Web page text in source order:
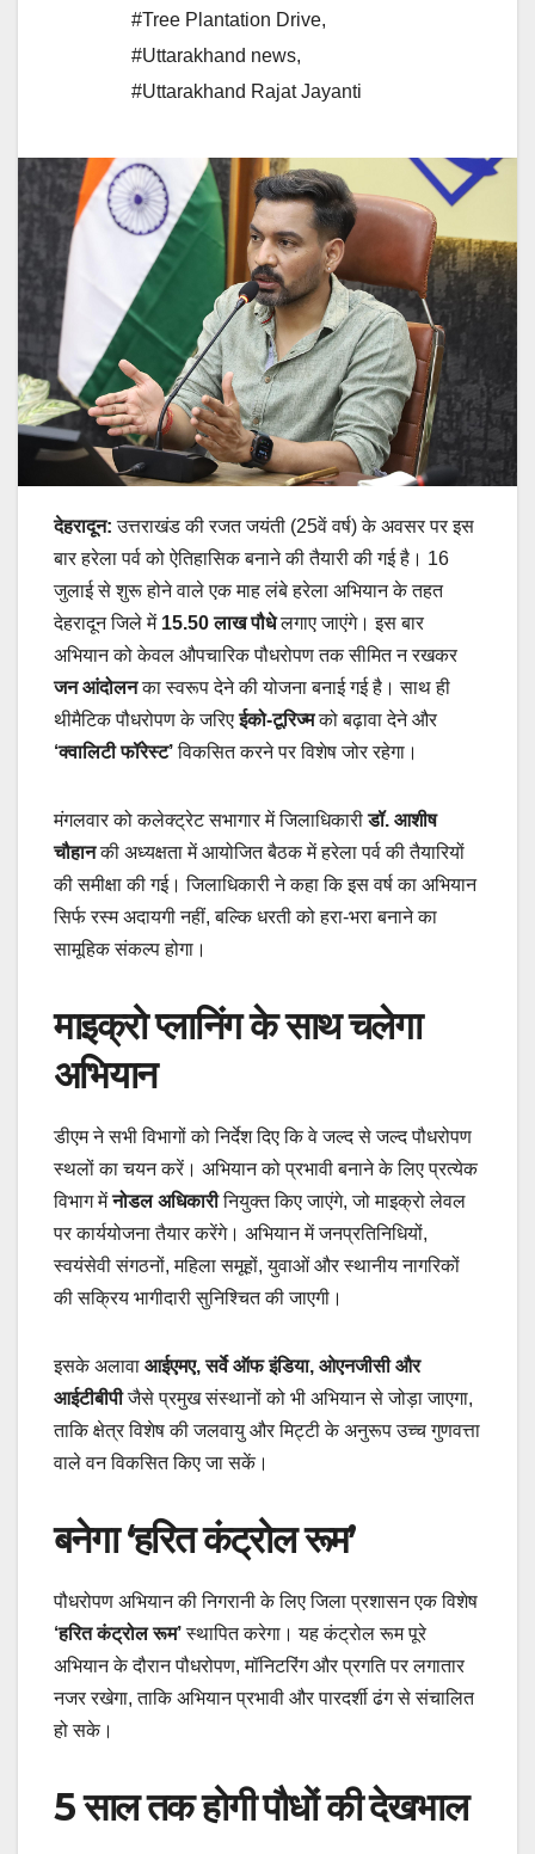
#Tree Plantation Drive,
#Uttarakhand news,
#Uttarakhand Rajat Jayanti
देहरादून: उत्तराखंड की रजत जयंती (25वें वर्ष) के अवसर पर इस
बार हरेला पर्व को ऐतिहासिक बनाने की तैयारी की गई है। 16
जुलाई से शुरू होने वाले एक माह लंबे हरेला अभियान के तहत
देहरादून जिले में 15.50 लाख पौधेलगाए जाएंगे। इस बार
अभियान को केवल औपचारिक पौधरोपण तक सीमित न रखकर
जन आंदोलनका स्वरूप देने की योजना बनाई गई है। साथ ही
थीमैटिक पौधरोपण के जरिएईको-टूरिज्मको बढ़ावा देने और
‘क्वालिटी फॉरेस्ट’विकसित करने पर विशेष जोर रहेगा।
मंगलवार को कलेक्ट्रेट सभागार में जिलाधिकारीडॉ. आशीष
चौहानकी अध्यक्षता में आयोजित बैठक में हरेला पर्व की तैयारियों
की समीक्षा की गई। जिलाधिकारी ने कहा कि इस वर्ष का अभियान
सिर्फ रस्म अदायगी नहीं, बल्कि धरती को हरा-भरा बनाने का
सामूहिक संकल्प होगा।
माइक्रो प्लानिंग के साथ चलेगा
अभियान
डीएम ने सभी विभागों को निर्देश दिए कि वे जल्द से जल्द पौधरोपण
स्थलों का चयन करें। अभियान को प्रभावी बनाने के लिए प्रत्येक
विभाग मेंनोडल अधिकारीनियुक्त किए जाएंगे, जो माइक्रो लेवल
पर कार्ययोजना तैयार करेंगे। अभियान में जनप्रतिनिधियों,
स्वयंसेवी संगठनों, महिला समूहों, युवाओं और स्थानीय नागरिकों
की सक्रिय भागीदारी सुनिश्चित की जाएगी।
इसके अलावा आईएमए, सर्वे ऑफ इंडिया, ओएनजीसी और
आईटीबीपीजैसे प्रमुख संस्थानों को भी अभियान से जोड़ा जाएगा,
ताकि क्षेत्र विशेष की जलवायु और मिट्टी के अनुरूप उच्च गुणवत्ता
वाले वन विकसित किए जा सकें।
बनेगा ‘हरित कंट्रोल रूम’
पौधरोपण अभियान की निगरानी के लिए जिला प्रशासन एक विशेष
‘हरित कंट्रोल रूम’स्थापित करेगा। यह कंट्रोल रूम पूरे
अभियान के दौरान पौधरोपण, मॉनिटरिंग और प्रगति पर लगातार
नजर रखेगा, ताकि अभियान प्रभावी और पारदर्शी ढंग से संचालित
हो सके।
5 साल तक होगी पौधों की देखभाल